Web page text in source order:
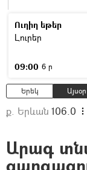
Ուղիղ եթեր
Լուրեր
09:00 6 ր
Երեկ Այսօր
ք. Երևան 106.0
Արագ